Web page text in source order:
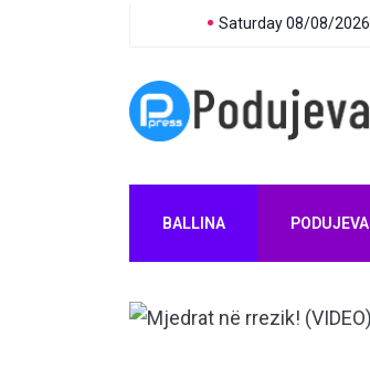
Saturday 08/08/2026
BALLINA PODUJEVA